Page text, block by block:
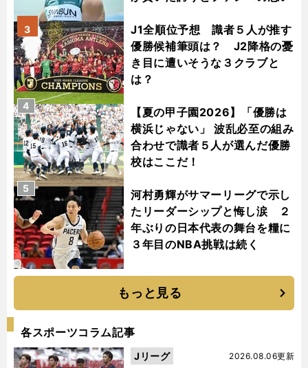
J1全順位予想 識者５人が推す
優勝候補筆頭は？ J2降格の憂
き目に遭いそうな３クラブと
は？
3
【夏の甲子園2026】「優勝は
横浜じゃない」 波乱必至の組み
合わせで識者５人が選んだ優勝
校はここだ！
4
河村勇輝がサマーリーグで示し
たリーダーシップと悔し涙 ２
年ぶりの日本代表の舞台を糧に
３年目のNBA挑戦は続く
5
もっと見る
各スポーツコラム記事
2026.08.06更新
Jリーグ